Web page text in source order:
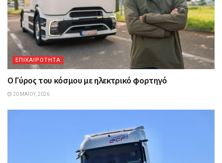
ΕΠΙΚΑΙΡΟΤΗΤΑ
Ο Γύρος του κόσμου με ηλεκτρικό φορτηγό
20 ΜΑΪ́ΟΥ, 2026